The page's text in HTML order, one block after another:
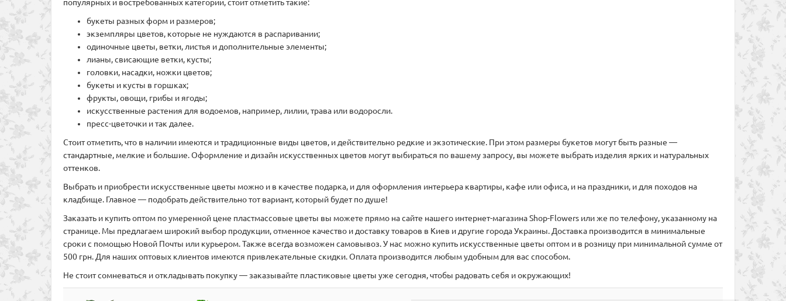
популярных и востребованных категории, стоит отметить такие:
букеты разных форм и размеров;
экземпляры цветов, которые не нуждаются в распаривании;
одиночные цветы, ветки, листья и дополнительные элементы;
лианы, свисающие ветки, кусты;
головки, насадки, ножки цветов;
букеты и кусты в горшках;
фрукты, овощи, грибы и ягоды;
искусственные растения для водоемов, например, лилии, трава или водоросли.
пресс-цветочки и так далее.
Стоит отметить, что в наличии имеются и традиционные виды цветов, и действительно редкие и экзотические. При этом размеры букетов могут быть разные —
стандартные, мелкие и большие. Оформление и дизайн искусственных цветов могут выбираться по вашему запросу, вы можете выбрать изделия ярких и натуральных
оттенков.
Выбрать и приобрести искусственные цветы можно и в качестве подарка, и для оформления интерьера квартиры, кафе или офиса, и на праздники, и для походов на
кладбище. Главное — подобрать действительно тот вариант, который будет по душе!
Заказать и купить оптом по умеренной цене пластмассовые цветы вы можете прямо на сайте нашего интернет-магазина Shop-Flowers или же по телефону, указанному на
странице. Мы предлагаем широкий выбор продукции, отменное качество и доставку товаров в Киев и другие города Украины. Доставка производится в минимальные
сроки с помощью Новой Почты или курьером. Также всегда возможен самовывоз. У нас можно купить искусственные цветы оптом и в розницу при минимальной сумме от
500 грн. Для наших оптовых клиентов имеются привлекательные скидки. Оплата производится любым удобным для вас способом.
Не стоит сомневаться и откладывать покупку — заказывайте пластиковые цветы уже сегодня, чтобы радовать себя и окружающих!